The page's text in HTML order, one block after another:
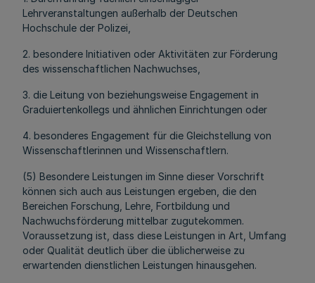
Lehrveranstaltungen außerhalb der Deutschen
Hochschule der Polizei,
2. besondere Initiativen oder Aktivitäten zur Förderung
des wissenschaftlichen Nachwuchses,
3. die Leitung von beziehungsweise Engagement in
Graduiertenkollegs und ähnlichen Einrichtungen oder
4. besonderes Engagement für die Gleichstellung von
Wissenschaftlerinnen und Wissenschaftlern.
(5) Besondere Leistungen im Sinne dieser Vorschrift
können sich auch aus Leistungen ergeben, die den
Bereichen Forschung, Lehre, Fortbildung und
Nachwuchsförderung mittelbar zugutekommen.
Voraussetzung ist, dass diese Leistungen in Art, Umfang
oder Qualität deutlich über die üblicherweise zu
erwartenden dienstlichen Leistungen hinausgehen.